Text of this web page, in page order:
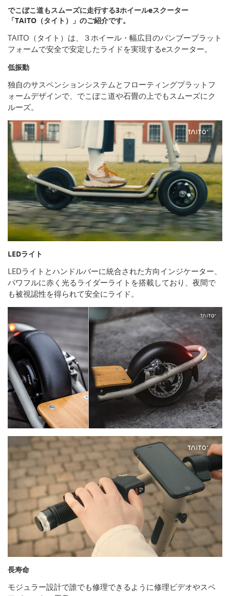
でこぼこ道もスムーズに走行する3ホイールeスクーター
「TAITO（タイト）」のご紹介です。
TAITO（タイト）は、３ホイール・幅広目のバンブープラット
フォームで安全で安定したライドを実現するeスクーター。
低振動
独自のサスペンションシステムとフローティングプラットフ
ォームデザインで、でこぼこ道や石畳の上でもスムーズにク
ルーズ。
LEDライト
LEDライトとハンドルバーに統合された方向インジケーター、
パワフルに赤く光るライダーライトを搭載しており、夜間で
も被視認性を得られて安全にライド。
長寿命
モジュラー設計で誰でも修理できるように修理ビデオやスペ